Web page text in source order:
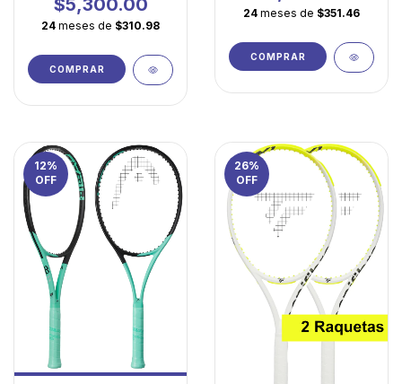
24 meses de $310.98
COMPRAR
24 meses de $351.46
COMPRAR
12%
OFF
26%
OFF